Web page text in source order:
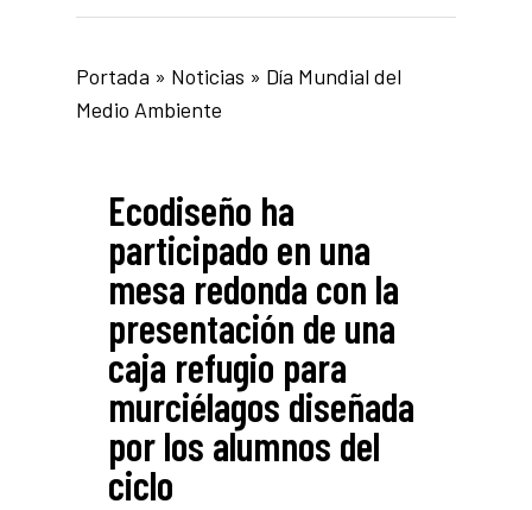
Portada » Noticias » Día Mundial del
Medio Ambiente
Ecodiseño ha
participado en una
mesa redonda con la
presentación de una
caja refugio para
murciélagos diseñada
por los alumnos del
ciclo